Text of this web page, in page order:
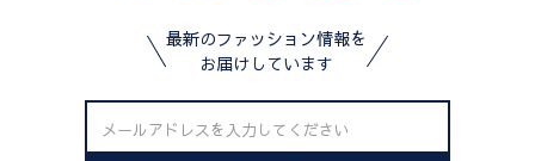
最新のファッション情報を
お届けしています